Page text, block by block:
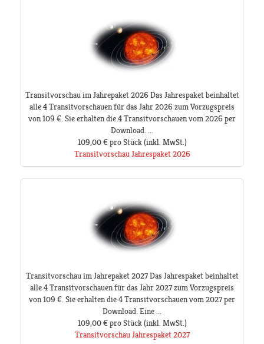
Transitvorschau im Jahrepaket 2026 Das Jahrespaket beinhaltet
alle 4 Transitvorschauen für das Jahr 2026 zum Vorzugspreis
von 109 €. Sie erhalten die 4 Transitvorschauen vom 2026 per
Download. ...
109,00 € pro Stück(inkl. MwSt.)
Transitvorschau Jahrespaket 2026
Transitvorschau im Jahrepaket 2027 Das Jahrespaket beinhaltet
alle 4 Transitvorschauen für das Jahr 2027 zum Vorzugspreis
von 109 €. Sie erhalten die 4 Transitvorschauen vom 2027 per
Download. Eine ...
109,00 € pro Stück(inkl. MwSt.)
Transitvorschau Jahrespaket 2027